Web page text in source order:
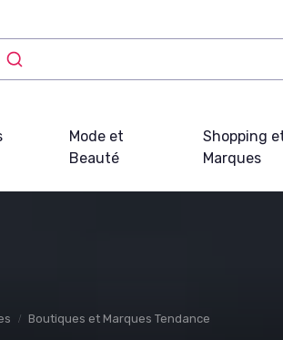
Mode et
Beauté
Shopping
Marques
Boutiques et Marques Tendance